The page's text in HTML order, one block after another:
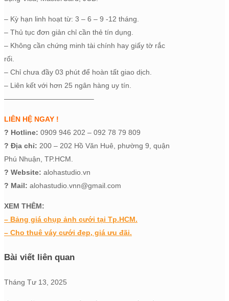
– Kỳ hạn linh hoạt từ: 3 – 6 – 9 -12 tháng.
– Thủ tục đơn giản chỉ cần thẻ tín dụng.
– Không cần chứng minh tài chính hay giấy tờ rắc
rối.
– Chỉ chưa đầy 03 phút để hoàn tất giao dịch.
– Liên kết với hơn 25 ngân hàng uy tín.
————————————–
LIÊN HỆ NGAY !
? Hotline: 0909 946 202 – 092 78 79 809
? Địa chỉ: 200 – 202 Hồ Văn Huê, phường 9, quận
Phú Nhuận, TP.HCM.
? Website: alohastudio.vn
? Mail: alohastudio.vnn@gmail.com
XEM THÊM:
– Bảng giá chụp ảnh cưới tại Tp.HCM.
– Cho thuê váy cưới đẹp, giá ưu đãi.
Bài viết liên quan
Tháng Tư 13, 2025